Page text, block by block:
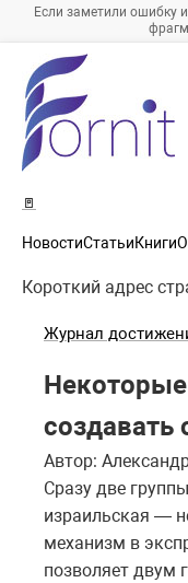
Если заметили ошибку
🚪
НовостиСтатьиКниги
Короткий адрес
Журнал
создавать
Автор:
Сразу две
израильская —
механизм в
позволяет двум